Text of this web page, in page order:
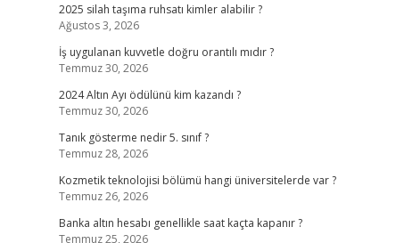
2025 silah taşıma ruhsatı kimler alabilir ?
Ağustos 3, 2026
İş uygulanan kuvvetle doğru orantılı mıdır ?
Temmuz 30, 2026
2024 Altın Ayı ödülünü kim kazandı ?
Temmuz 30, 2026
Tanık gösterme nedir 5. sınıf ?
Temmuz 28, 2026
Kozmetik teknolojisi bölümü hangi üniversitelerde var ?
Temmuz 26, 2026
Banka altın hesabı genellikle saat kaçta kapanır ?
Temmuz 25, 2026